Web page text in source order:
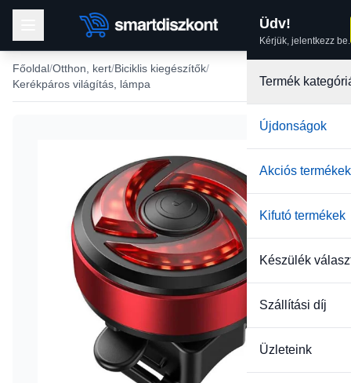
Üdv!
Kérjük, jelentkezz be.
Termék
Újdonságok
Akciós termékek
Kifutó termékek
Készülék
Szállítási díj
Üzleteink
Főoldal Otthon, kert Biciklis kiegészítők
Kerékpáros világítás, lámpa